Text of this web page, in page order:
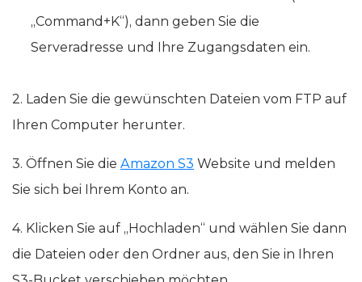
Finder:
Gehe zu > Mit Server verbinden (oder
„Command+K“), dann geben Sie die
2. Laden Sie die gewünschten Dateien vom FTP auf
3. Öffnen Sie die Amazon S3
4. Klicken Sie auf „Hochladen“ und wählen Sie dann
die Dateien oder den Ordner aus, den Sie in Ihren